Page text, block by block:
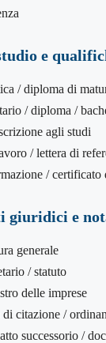
e
/ diploma di
/ diploma /
agli studi
/ lettera di
/
giuridici e
generale
/ statuto
delle imprese
di citazione /
successorio /